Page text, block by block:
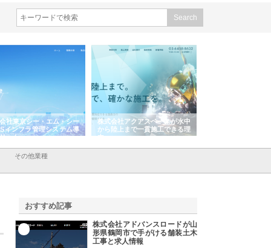
ム・シー
ステム導
株式会社アクアスペースが水中
から陸上まで一貫施工できる理
由
株式会社地盤調査事務所が選ば
れ続ける理由と建設コンサルの
強み
その他業種
おすすめ記事
株式会社アドバンスロードが山
形県鶴岡市で手がける舗装土木
工事と求人情報